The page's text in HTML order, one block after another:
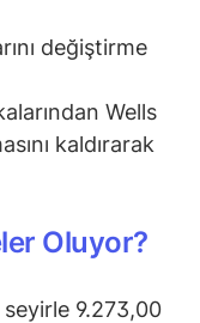
değiştirme
Wells
kaldırarak
Oluyor?
9.273,00